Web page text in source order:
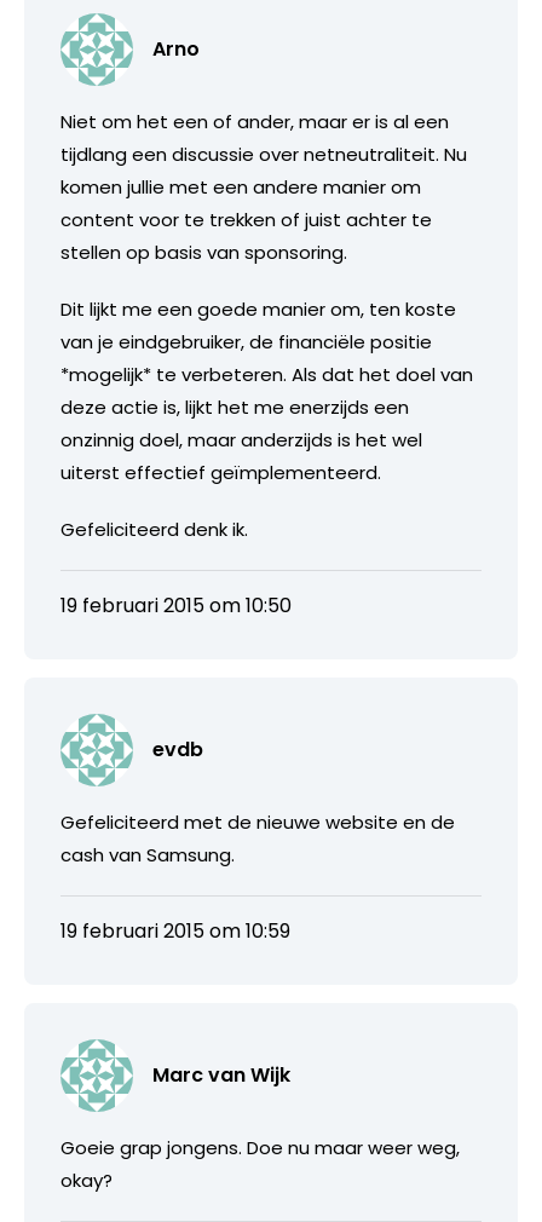
Arno
Niet om het een of ander, maar er is al een
tijdlang een discussie over netneutraliteit. Nu
komen jullie met een andere manier om
content voor te trekken of juist achter te
stellen op basis van sponsoring.
Dit lijkt me een goede manier om, ten koste
van je eindgebruiker, de financiële positie
*mogelijk* te verbeteren. Als dat het doel van
deze actie is, lijkt het me enerzijds een
onzinnig doel, maar anderzijds is het wel
uiterst effectief geïmplementeerd.
Gefeliciteerd denk ik.
19 februari 2015 om 10:50
evdb
Gefeliciteerd met de nieuwe website en de
cash van Samsung.
19 februari 2015 om 10:59
Marc van Wijk
Goeie grap jongens. Doe nu maar weer weg,
okay?